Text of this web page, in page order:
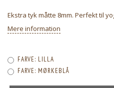
Ekstra tyk måtte 8mm. Perfekt til
Mere information
FARVE: LILLA
FARVE: MØRKEBLÅ